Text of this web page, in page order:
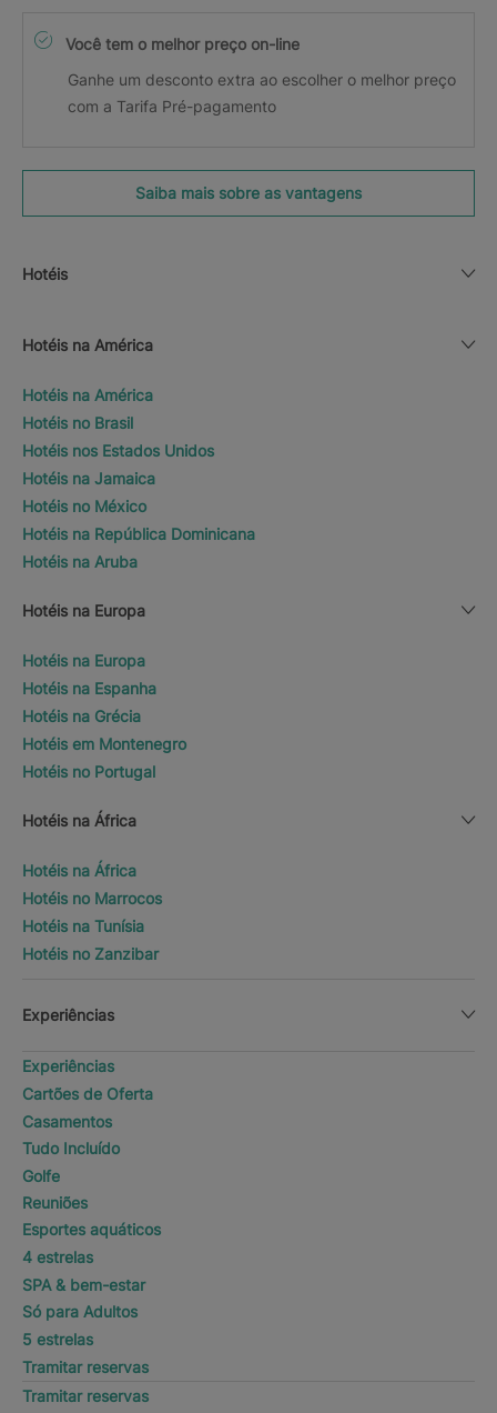
Você tem o melhor preço on-line
Ganhe um desconto extra ao escolher o melhor preço
com a Tarifa Pré-pagamento
Saiba mais sobre as vantagens
Hotéis
Hotéis na América
Hotéis na América
Hotéis no Brasil
Hotéis nos Estados Unidos
Hotéis na Jamaica
Hotéis no México
Hotéis na República Dominicana
Hotéis na Aruba
Hotéis na Europa
Hotéis na Europa
Hotéis na Espanha
Hotéis na Grécia
Hotéis em Montenegro
Hotéis no Portugal
Hotéis na África
Hotéis na África
Hotéis no Marrocos
Hotéis na Tunísia
Hotéis no Zanzibar
Experiências
Experiências
Cartões de Oferta
Casamentos
Tudo Incluído
Golfe
Reuniões
Esportes aquáticos
4 estrelas
SPA & bem-estar
Só para Adultos
5 estrelas
Tramitar reservas
Tramitar reservas